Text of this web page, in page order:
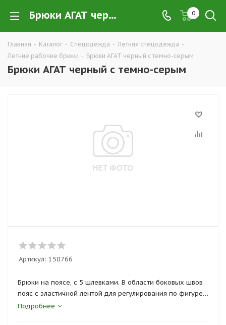
Брюки АГАТ черный с темно-серым купить в Екатеринбурге по низким ценам оптом — интернет-магазин летних рабочих брюк в розницу компании ТД УРАЛСИЗ 0
Главная - Каталог - Спецодежда - Летняя спецодежда -
Летние рабочие брюки - Брюки АГАТ черный с темно-серым
Брюки АГАТ черный с темно-серым
Артикул: 150766
Брюки на поясе, с 5 шлевками. В области боковых швов
пояс с эластичной лентой для регулирования по фигуре.
На брюках боковые карманы и один задний накладной
Подробнее